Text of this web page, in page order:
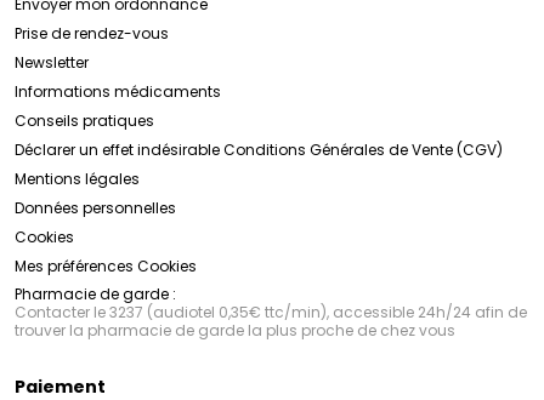
Découvrez la gamme SVR dès maintenant en
Engagement envers la Qualité et la Sécurité :
La qualité et la sécurité des produits
priorité absolue. Tous les produits sont soumis à des
tests rigoureux, tant en laboratoire qu'en conditions
réelles d'utilisation, afin de garantir leur efficacité et
leur tolérance. De plus,
ingrédients de haute qualité, sans parabènes, sans
silicones et sans allergènes, pour une expérience de
Découvrez la gamme SVR dès maintenant en
Prise de rendez-vous
Newsletter
Informations médicaments
Conseils pratiques
Déclarer un effet indésirableConditions Générales de Vente (CGV)
Mentions légales
Données personnelles
Cookies
Mes préférences Cookies
Pharmacie de garde :
Contacter le 3237 (audiotel 0,35€ ttc/min), accessible 24h/24 afin de
trouver la pharmacie de garde la plus proche de chez vous
Paiement